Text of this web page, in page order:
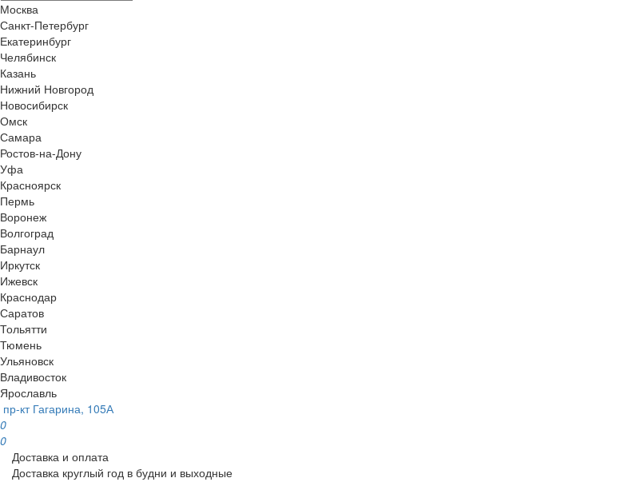
Москва
Санкт-Петербург
Екатеринбург
Челябинск
Казань
Нижний Новгород
Новосибирск
Омск
Самара
Ростов-на-Дону
Уфа
Красноярск
Пермь
Воронеж
Волгоград
Барнаул
Иркутск
Ижевск
Краснодар
Саратов
Тольятти
Тюмень
Ульяновск
Владивосток
Ярославль
пр-кт Гагарина, 105А
0
0
Доставка и оплата
Доставка круглый год в будни и выходные